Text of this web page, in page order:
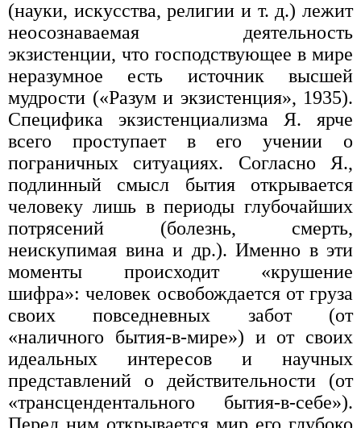
(науки, искусства, религии и т. д.) лежит
неосознаваемая деятельность
экзистенции, что господствующее в мире
неразумное есть источник высшей
мудрости («Разум и экзистенция», 1935).
Специфика экзистенциализма Я. ярче
всего проступает в его учении о
пограничных ситуациях. Согласно Я.,
подлинный смысл бытия открывается
человеку лишь в периоды глубочайших
потрясений (болезнь, смерть,
неискупимая вина и др.). Именно в эти
моменты происходит «крушение
шифра»: человек освобождается от груза
своих повседневных забот (от
«наличного бытия-в-мире») и от своих
идеальных интересов и научных
представлений о действительности (от
«трансцендентального бытия-в-себе»).